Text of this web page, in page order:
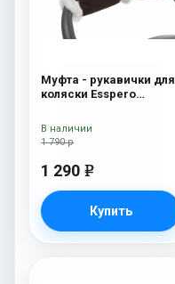
Муфта - рукавички для
коляски Esspero
шерсть) Chocolat
1 790 р
1 290 e
Купить
В наличии